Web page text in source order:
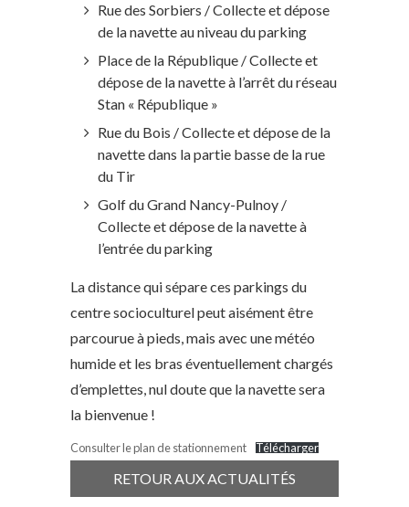
Rue des Sorbiers / Collecte et dépose
de la navette au niveau du parking
Place de la République / Collecte et
dépose de la navette à l’arrêt du réseau
Stan « République »
Rue du Bois / Collecte et dépose de la
navette dans la partie basse de la rue
du Tir
Golf du Grand Nancy-Pulnoy /
Collecte et dépose de la navette à
l’entrée du parking
La distance qui sépare ces parkings du
centre socioculturel peut aisément être
parcourue à pieds, mais avec une météo
humide et les bras éventuellement chargés
d’emplettes, nul doute que la navette sera
la bienvenue !
Consulter le plan de stationnement Télécharger
RETOUR AUX ACTUALITÉS